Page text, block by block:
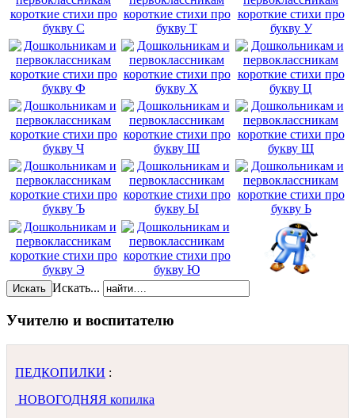
Искать Искать...
Учителю и воспитателю
ПЕДКОПИЛКИ :
НОВОГОДНЯЯ копилка